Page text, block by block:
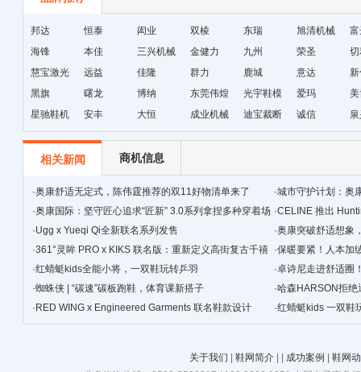
邦达 恒泰 闳业 双棱 东瑞 旭清机械
海锋
本佳 三兴机械 金健力 九州 荣圣
慧宝激光
远益 佳隆 群力 鹿城 意达
黑旗
曙龙 博纳 东莞伟煌 光宇鞋模 爱玛
星驰鞋机
安丰 大恒 成业机械
迪宝裁断
机
诚信
相关新闻 商机信息
·奥康舒适无定式，陈伟霆推荐的双11好物清单来了 ·城市守护计划：奥
·奥康国际：坚守匠心追求“匠新” 3.0系列拿捏多种穿着场
景
·CELINE 推出
·Ugg x Yueqi Qi全新联名系列发售 ·奥康突破舒适想象
·361°灵眸 PRO x KIKS 联名版：重新定义高街复古千禧
跑鞋
·保暖要紧！人本加
·红蜻蜓kids全能小将，一双鞋玩转乒羽 ·卓诗尼走进舒适圈
·蜘蛛侠 | “碳速”碳板跑鞋，体育课新搭子 ·哈森HARSON拒绝
· RED WING x Engineered Garments 联名鞋款设计 ·红蜻蜓kids 一双鞋
关于我们 鞋网简介 成功案例
鞋网